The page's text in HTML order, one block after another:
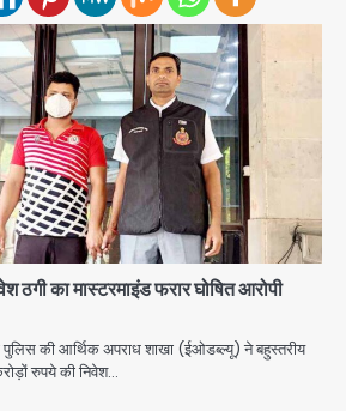
का मास्टरमाइंड फरार घोषित आरोपी
की आर्थिक अपराध शाखा (ईओडब्ल्यू) ने बहुस्तरीय
रुपये की निवेश…
Rashidi’s controversial:
नहीं, आतंकवादी हैं’, मौलाना का
पर विवादित बयान, BJP विधायक ने
FIR, NSA की मांग
Kumar
Ghar Tiranga Campaign:
में 9 से 17 अगस्त तक चलेगा जन-
महाअभियान, डीएम ने की समीक्षा
Kumar
की खरीद-फरोख्त करने वाले गिरोह का
JHJ